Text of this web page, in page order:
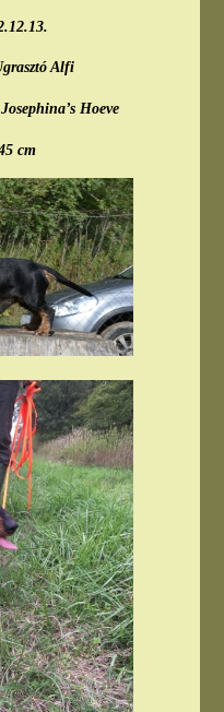
Alfi
Hoeve
cm